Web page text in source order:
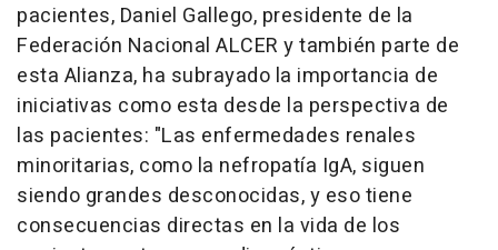
pacientes, Daniel Gallego, presidente de la
Federación Nacional ALCER y también parte de
esta Alianza, ha subrayado la importancia de
iniciativas como esta desde la perspectiva de
las pacientes: "Las enfermedades renales
minoritarias, como la nefropatía IgA, siguen
siendo grandes desconocidas, y eso tiene
consecuencias directas en la vida de los